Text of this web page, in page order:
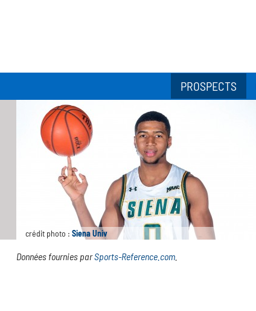
PROSPECTS
crédit photo : Siena Univ
Données fournies parSports-Reference.com